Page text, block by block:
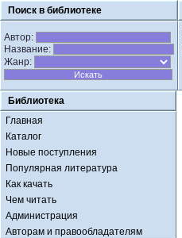
Поиск в библиотеке
Автор:
Название:
Жанр:
Библиотека
Главная
Каталог
Новые поступления
Популярная литература
Как качать
Чем читать
Администрация
Авторам и правообладателям